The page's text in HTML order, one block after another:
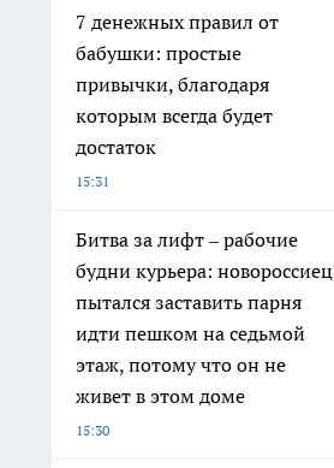
7 денежных правил от
бабушки: простые
привычки, благодаря
которым всегда будет
достаток
15:31
Битва за лифт – рабочие
будни курьера: новороссиец
пытался заставить парня
идти пешком на седьмой
этаж, потому что он не
живет в этом доме
15:30